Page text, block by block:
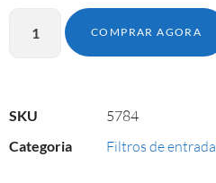
COMPRAR AGORA
SKU 5784
Categoria Filtros de entrada